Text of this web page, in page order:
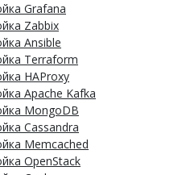
Grafana
Zabbix
Ansible
Terraform
HAProxy
Apache Kafka
MongoDB
Cassandra
Memcached
OpenStack